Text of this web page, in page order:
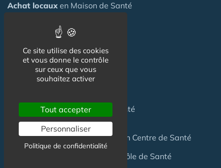
Achat locaux en Maison de Santé
en Centre de Santé
une Maison de Santé
dans une Maison de Santé
Céderune Maisonde Santéou un Centre de Santé
pour création Maison / Pôle de Santé
Ce site utilise des cookies
et vous donne le contrôle
sur ceux que vous
souhaitez activer
Tout accepter
Personnaliser
Politique de confidentialité